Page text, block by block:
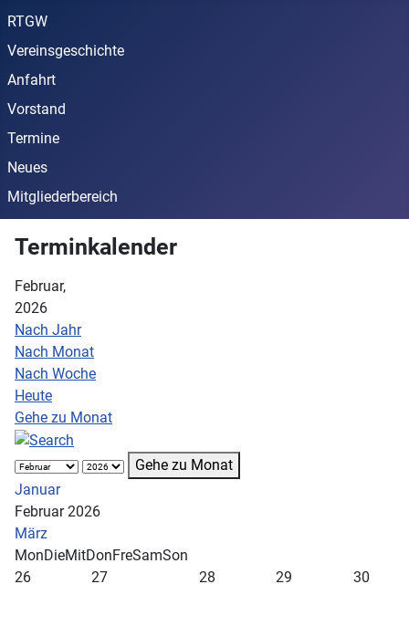
RTGW
Vereinsgeschichte
Anfahrt
Vorstand
Termine
Neues
Mitgliederbereich
Terminkalender
Februar,
2026
Nach Jahr
Nach Monat
Nach Woche
Heute
Gehe zu Monat
Gehe zu Monat
Januar
Februar 2026
März
MonDieMitDonFreSamSon
26
27 28 29 30